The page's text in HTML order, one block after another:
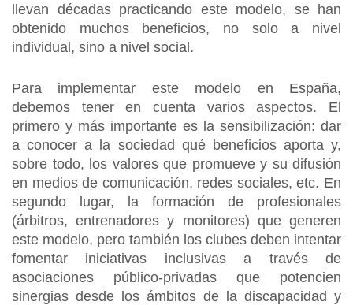
llevan décadas practicando este modelo, se han
obtenido muchos beneficios, no solo a nivel
individual, sino a nivel social.
Para implementar este modelo en España,
debemos tener en cuenta varios aspectos. El
primero y más importante es la sensibilización: dar
a conocer a la sociedad qué beneficios aporta y,
sobre todo, los valores que promueve y su difusión
en medios de comunicación, redes sociales, etc. En
segundo lugar, la formación de profesionales
(árbitros, entrenadores y monitores) que generen
este modelo, pero también los clubes deben intentar
fomentar iniciativas inclusivas a través de
asociaciones público-privadas que potencien
sinergias desde los ámbitos de la discapacidad y